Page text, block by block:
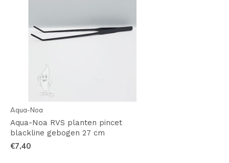
Aqua-Noa
Aqua-Noa RVS planten pincet
blackline gebogen 27 cm
€7,40